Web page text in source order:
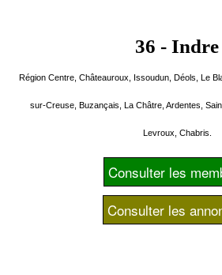
36 - Indre
Région Centre, Châteauroux, Issoudun, Déols, Le
sur-Creuse, Buzançais, La Châtre, Ardentes,
Levroux, Chabris.
Consulter les
Consulter les